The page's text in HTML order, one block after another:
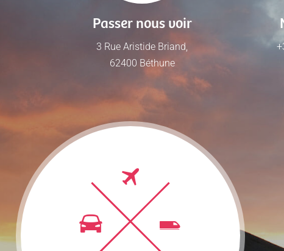
Passer nous voir
3 Rue Aristide Briand,
62400 Béthune